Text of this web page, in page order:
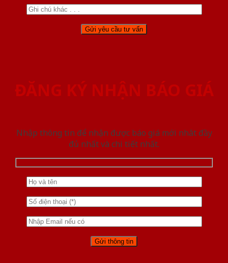
ĐĂNG KÝ NHẬN BÁO GIÁ
Nhập thông tin để nhận được báo giá mới nhât đầy
đủ nhất và chi tiết nhất.